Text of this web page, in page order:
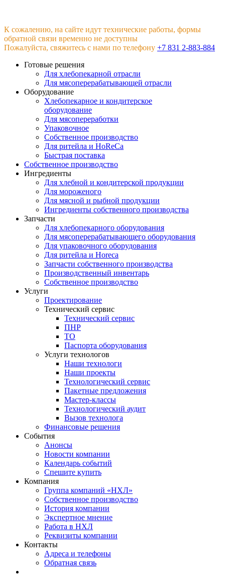
К сожалению, на сайте идут технические работы, формы
обратной связи временно не доступны
Пожалуйста, свяжитесь с нами по телефону +7 831 2-883-884
Готовые решения
Для хлебопекарной отрасли
Для мясоперерабатывающей отрасли
Оборудование
Хлебопекарное и кондитерское
оборудование
Для мясопереработки
Упаковочное
Собственное производство
Для ритейла и HoReCa
Быстрая поставка
Собственное производство
Ингредиенты
Для хлебной и кондитерской продукции
Для мороженого
Для мясной и рыбной продукции
Ингредиенты собственного производства
Запчасти
Для хлебопекарного оборудования
Для мясоперерабатывающего оборудования
Для упаковочного оборудования
Для ритейла и Horeca
Запчасти собственного производства
Производственный инвентарь
Собственное производство
Услуги
Проектирование
Технический сервис
Технический сервис
ПНР
ТО
Паспорта оборудования
Услуги технологов
Наши технологи
Наши проекты
Технологический сервис
Пакетные предложения
Мастер-классы
Технологический аудит
Вызов технолога
Финансовые решения
События
Анонсы
Новости компании
Календарь событий
Спешите купить
Компания
Группа компаний «НХЛ»
Собственное производство
История компании
Экспертное мнение
Работа в НХЛ
Реквизиты компании
Контакты
Адреса и телефоны
Обратная связь